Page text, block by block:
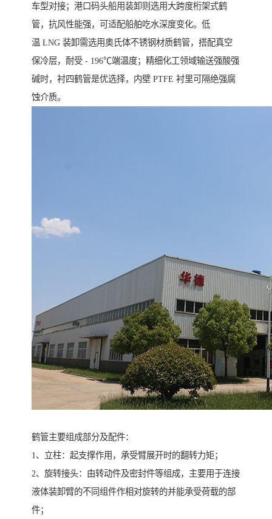
车型对接；港口码头船用装卸则选用大跨度桁架式鹤
管，抗风性能强，可适配船舶吃水深度变化。低
温 LNG 装卸需选用奥氏体不锈钢材质鹤管，搭配真空
保冷层，耐受 - 196℃端温度；精细化工领域输送强酸强
碱时，衬四鹤管是优选择，内壁 PTFE 衬里可隔绝强腐
蚀介质。
鹤管主要组成部分及配件：
1、立柱：起支撑作用，承受臂展开时的翻转力矩；
2、旋转接头：由转动件及密封件等组成，主要用于连接
液体装卸臂的不同组件作相对旋转的并能承受荷载的部
件；